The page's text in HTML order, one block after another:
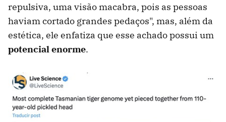
repulsiva, uma visão macabra, pois as pessoas
haviam cortado grandes pedaços", mas, além da
estética, ele enfatiza que esse achado possui um
potencial enorme.